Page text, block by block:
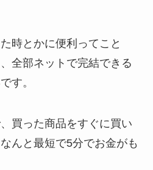
時とかに便利ってこと
全部ネットで完結できる
す。
買った商品をすぐに買い
んと最短で5分でお金がも